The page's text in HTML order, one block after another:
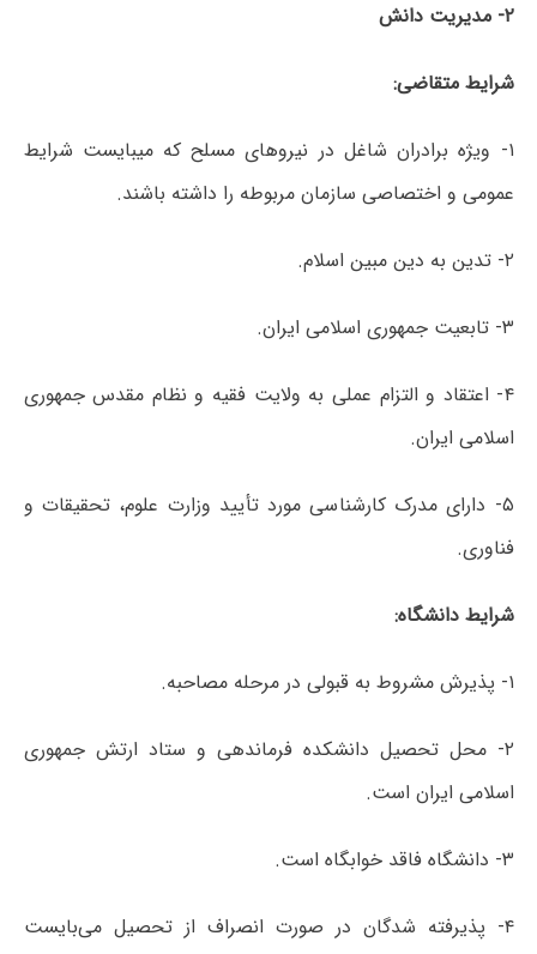
۲- مدیریت دانش
شرایط متقاضی:
۱- ویژه برادران شاغل در نیروهای مسلح که میبایست شرایط
عمومی و اختصاصی سازمان مربوطه را داشته باشند.
۲- تدین به دین مبین اسلام.
۳- تابعیت جمهوری اسلامی ایران.
۴- اعتقاد و التزام عملی به ولایت فقیه و نظام مقدس جمهوری
اسلامی ایران.
۵- دارای مدرک کارشناسی مورد تأیید وزارت علوم، تحقیقات و
فناوری.
شرایط دانشگاه:
۱- پذیرش مشروط به قبولی در مرحله مصاحبه.
۲- محل تحصیل دانشکده فرماندهی و ستاد ارتش جمهوری
اسلامی ایران است.
۳- دانشگاه فاقد خوابگاه است.
۴- پذیرفته شدگان در صورت انصراف از تحصیل می‌بایست